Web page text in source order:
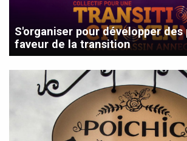
S'organiser pour développer des
faveur de la transition